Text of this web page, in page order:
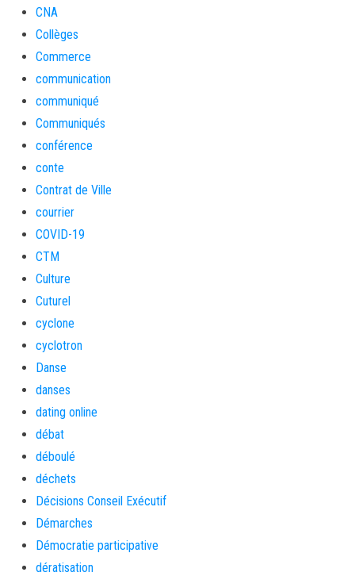
CNA
Collèges
Commerce
communication
communiqué
Communiqués
conférence
conte
Contrat de Ville
courrier
COVID-19
CTM
Culture
Cuturel
cyclone
cyclotron
Danse
danses
dating online
débat
déboulé
déchets
Décisions Conseil Exécutif
Démarches
Démocratie participative
dératisation